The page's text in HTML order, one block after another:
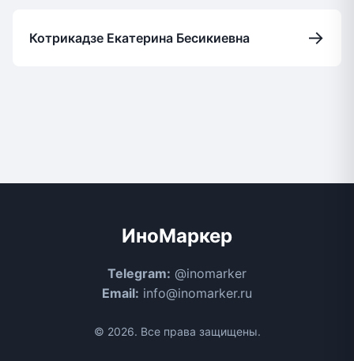
Котрикадзе Екатерина Бесикиевна →
ИноМаркер
Telegram: @inomarker
Email: info@inomarker.ru
© 2026. Все права защищены.